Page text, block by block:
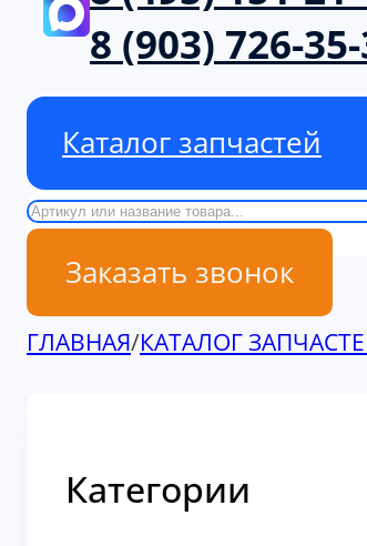
8 (903) 726-
Каталог запчастей
Поиск
Заказать звонок
ГЛАВНАЯ/КАТАЛОГ
Категории